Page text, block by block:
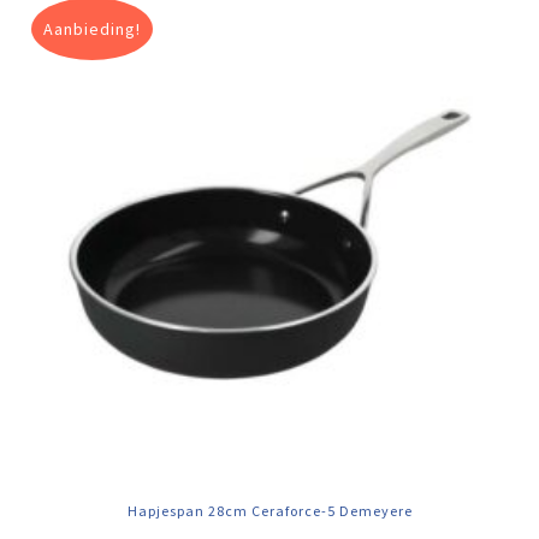
Aanbieding!
Hapjespan 28cm Ceraforce-5 Demeyere